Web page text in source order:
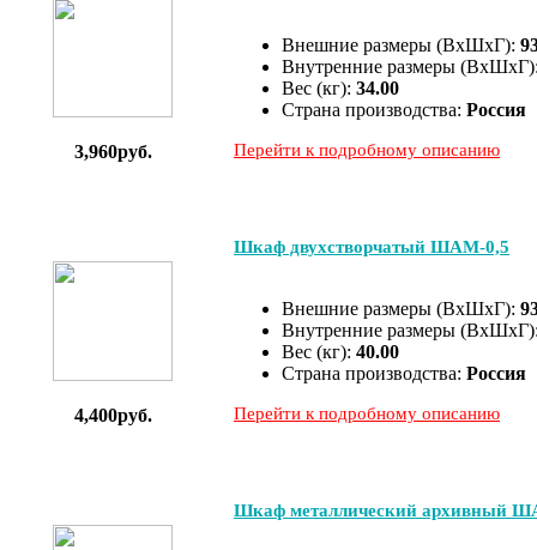
3,960руб.
Внешние размеры (ВхШхГ):
Внутренние размеры
Вес (кг): 34.00
Страна производства: Россия
Перейти к подробному описанию
4,400руб.
Шкаф двухстворчатый ШАМ-0,5
Внешние размеры (ВхШхГ):
Внутренние размеры
Вес (кг): 40.00
Страна производства: Россия
Перейти к подробному описанию
Шкаф металлический архивный